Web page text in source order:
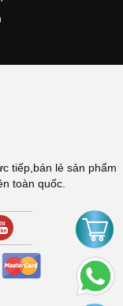
tiếp,bán lẻ sản phẩm
toàn quốc.